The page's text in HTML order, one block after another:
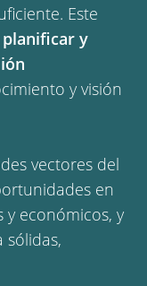
Este
y
y visión
vectores del
en
económicos, y
sólidas,